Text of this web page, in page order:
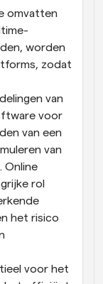
omvatten
worden
zodat
van
voor
van een
van
Online
rol
het risico
voor het